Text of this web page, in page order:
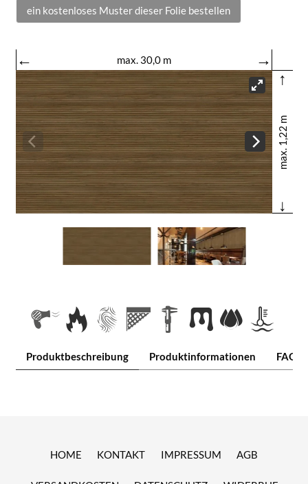
ein kostenloses Muster dieser Folie bestellen
← max. 30,0 m
→
↑
max. 1,22 m
↓
Produktbeschreibung Produktinformationen FAQ
HOME KONTAKT IMPRESSUM AGB